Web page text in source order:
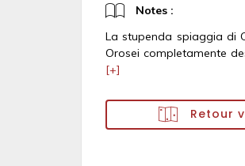
Notes :
La stupenda spiaggia di
Orosei completamente
[+]
Retour